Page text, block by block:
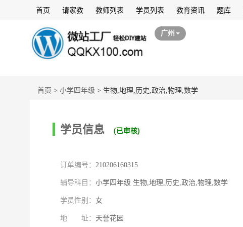
首页 请家教 教师列表 学员列表 教育资讯 题库
广州
首页 > 小学四年级 > 生物,地理,历史,政治,物理,数学
学员信息 (已审核)
订单编号： 210206160315
辅导科目： 小学四年级 生物,地理,历史,政治,物理,数学
学员性别： 女
地 址： 天誉花园